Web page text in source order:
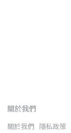
關於我們
關於我們 隱私政策